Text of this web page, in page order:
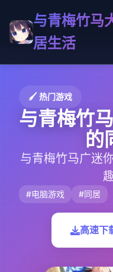
与青梅竹马
居生活
🖌️ 热门游戏
与青梅竹
的
与青梅竹马广迷
#电脑游戏 #同居
高速下